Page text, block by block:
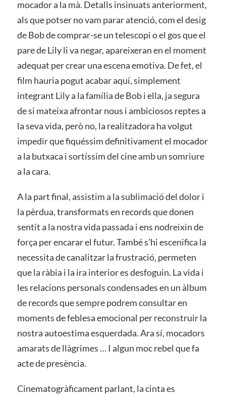
mocador a la mà. Detalls insinuats anteriorment,
als que potser no vam parar atenció, com el desig
de Bob de comprar-se un telescopi o el gos que el
pare de Lily li va negar, apareixeran en el moment
adequat per crear una escena emotiva. De fet, el
film hauria pogut acabar aquí, simplement
integrant Lily a la família de Bob i ella, ja segura
de si mateixa afrontar nous i ambiciosos reptes a
la seva vida, però no, la realitzadora ha volgut
impedir que fiquéssim definitivament el mocador
a la butxaca i sortíssim del cine amb un somriure
a la cara.
A la part final, assistim a la sublimació del dolor i
la pèrdua, transformats en records que donen
sentit a la nostra vida passada i ens nodreixin de
força per encarar el futur. També s’hi escenifica la
necessita de canalitzar la frustració, permeten
que la ràbia i la ira interior es desfoguin. La vida i
les relacions personals condensades en un àlbum
de records que sempre podrem consultar en
moments de feblesa emocional per reconstruir la
nostra autoestima esquerdada. Ara sí, mocadors
amarats de llàgrimes … I algun moc rebel que fa
acte de presència.
Cinematogràficament parlant, la cinta es